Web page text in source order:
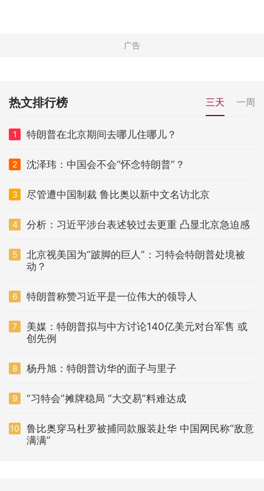
热文排行榜 三天 一周
1 特朗普在北京期间去哪儿住哪儿？
2 沈泽玮：中国会不会“怀念特朗普”？
3 尽管遭中国制裁 鲁比奥以新中文名访北京
4 分析：习近平涉台表述较过去更重 凸显北京急迫感
5
北京视美国为“跛脚的巨人”：习特会特朗普处境被
动？
6 特朗普称赞习近平是一位伟大的领导人
7
美媒：特朗普拟与中方讨论140亿美元对台军售 或
创先例
8 杨丹旭：特朗普访华的面子与里子
9 “习特会”摊牌稳局 “大交易”料难达成
10
鲁比奥穿马杜罗被捕同款服装赴华 中国网民称“敌意
满满”